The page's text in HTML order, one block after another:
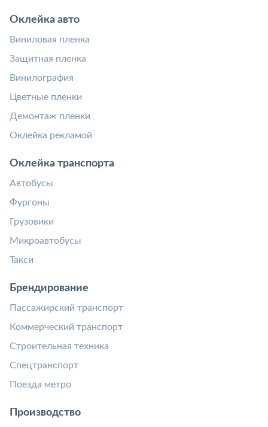
Оклейка авто
Виниловая пленка
Защитная пленка
Винилография
Цветные пленки
Демонтаж пленки
Оклейка рекламой
Оклейка транспорта
Автобусы
Фургоны
Грузовики
Микроавтобусы
Такси
Брендирование
Пассажирский транспорт
Коммерческий транспорт
Строительная техника
Спецтранспорт
Поезда метро
Производство